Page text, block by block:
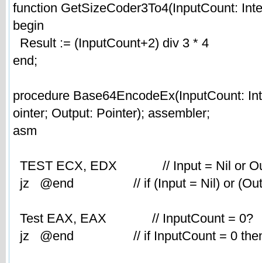
function GetSizeCoder3To4(InputCount:
begin
Result := (InputCount+2) div 3 * 4
end;
procedure Base64EncodeEx(InputCount:
ointer; Output: Pointer); assembler;
asm
TEST ECX, EDX // Input = Nil or
jz @end // if (Input = Nil) or
Test EAX, EAX // InputCount = 0?
jz @end // if InputCount = 0 then